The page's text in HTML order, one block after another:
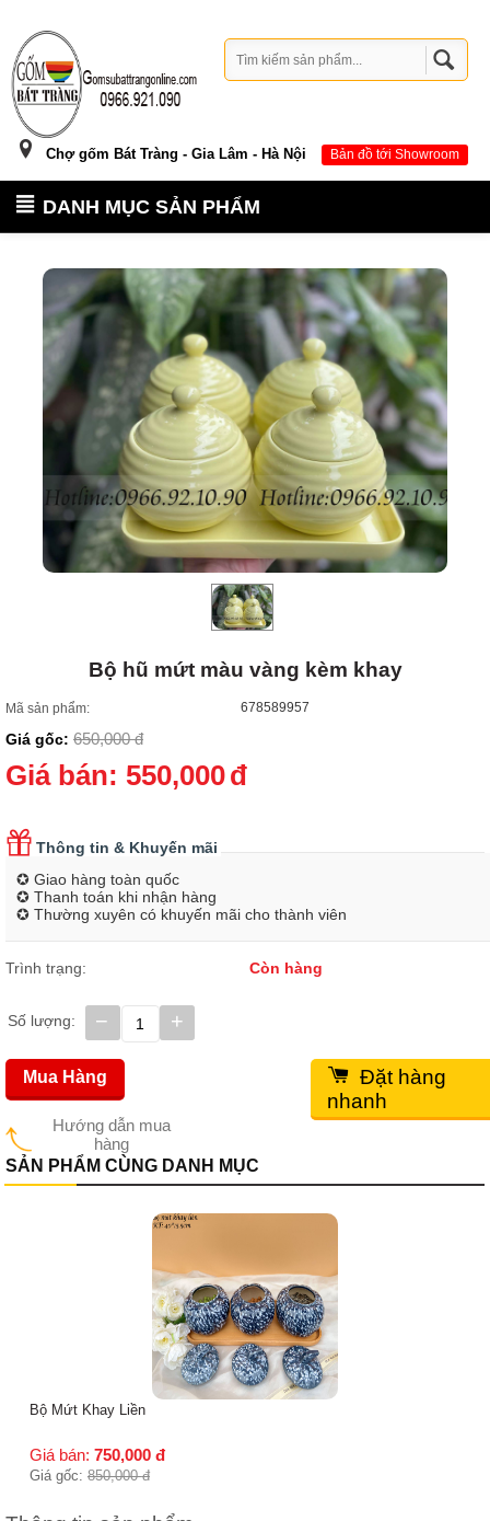
Chợ gốm Bát Tràng - Gia Lâm - Hà Nội Bản đồ tới Showroom
DANH MỤC SẢN PHẨM
Bộ hũ mứt màu vàng kèm khay
Mã sản phẩm: 678589957
Giá gốc: 650,000 đ
Giá bán: 550,000đ
Thông tin & Khuyến mãi
✪ Giao hàng toàn quốc
✪ Thanh toán khi nhận hàng
✪ Thường xuyên có khuyến mãi cho thành viên
Trình trạng: Còn hàng
Số lượng: +
−
Hướng dẫn mua
hàng
Mua Hàng
Đặt hàng
nhanh
SẢN PHẨM CÙNG DANH MỤC
Bộ Mứt Khay Liền
Giá bán: 750,000 đ
Giá gốc: 850,000 đ